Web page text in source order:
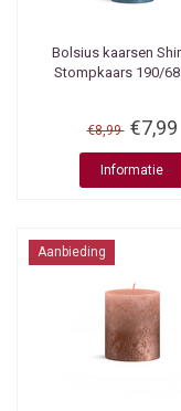
Bolsius kaarsen
Stompkaars 190/68
€8,99 €7,99
Informatie
Aanbieding